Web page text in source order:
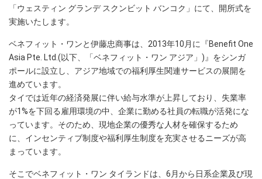
「ウェスティン グランデ スクンビット バンコク」にて、開所式を
実施いたします。
ベネフィット・ワンと伊藤忠商事は、2013年10月に『Benefit One
Asia Pte. Ltd.(以下、「ベネフィット・ワン アジア」)』をシンガ
ポールに設立し、アジア地域での福利厚生関連サービスの展開を
進めています。
タイでは近年の経済発展に伴い給与水準が上昇しており、失業率
が1%を下回る雇用環境の中、企業に勤める社員の転職が活発にな
っています。そのため、現地企業の優秀な人材を確保するため
に、インセンティブ制度や福利厚生制度を充実させるニーズが高
まっています。
そこでベネフィット・ワン タイランドは、6月から日系企業及び現